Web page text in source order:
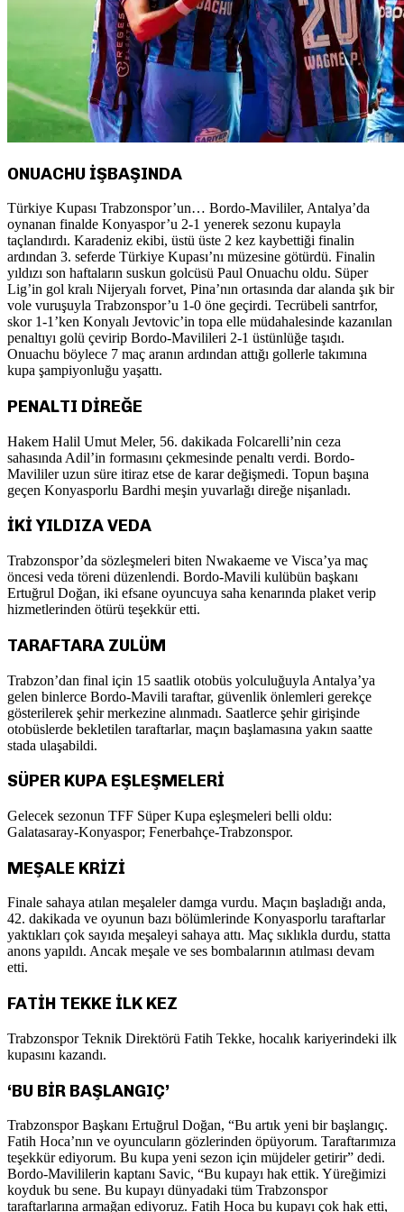
ONUACHU İŞBAŞINDA
Türkiye Kupası Trabzonspor’un… Bordo-Mavililer, Antalya’da
oynanan finalde Konyaspor’u 2-1 yenerek sezonu kupayla
taçlandırdı. Karadeniz ekibi, üstü üste 2 kez kaybettiği finalin
ardından 3. seferde Türkiye Kupası’nı müzesine götürdü. Finalin
yıldızı son haftaların suskun golcüsü Paul Onuachu oldu. Süper
Lig’in gol kralı Nijeryalı forvet, Pina’nın ortasında dar alanda şık bir
vole vuruşuyla Trabzonspor’u 1-0 öne geçirdi. Tecrübeli santrfor,
skor 1-1’ken Konyalı Jevtovic’in topa elle müdahalesinde kazanılan
penaltıyı golü çevirip Bordo-Mavilileri 2-1 üstünlüğe taşıdı.
Onuachu böylece 7 maç aranın ardından attığı gollerle takımına
kupa şampiyonluğu yaşattı.
PENALTI DİREĞE
Hakem Halil Umut Meler, 56. dakikada Folcarelli’nin ceza
sahasında Adil’in formasını çekmesinde penaltı verdi. Bordo-
Mavililer uzun süre itiraz etse de karar değişmedi. Topun başına
geçen Konyasporlu Bardhi meşin yuvarlağı direğe nişanladı.
İKİ YILDIZA VEDA
Trabzonspor’da sözleşmeleri biten Nwakaeme ve Visca’ya maç
öncesi veda töreni düzenlendi. Bordo-Mavili kulübün başkanı
Ertuğrul Doğan, iki efsane oyuncuya saha kenarında plaket verip
hizmetlerinden ötürü teşekkür etti.
TARAFTARA ZULÜM
Trabzon’dan final için 15 saatlik otobüs yolculuğuyla Antalya’ya
gelen binlerce Bordo-Mavili taraftar, güvenlik önlemleri gerekçe
gösterilerek şehir merkezine alınmadı. Saatlerce şehir girişinde
otobüslerde bekletilen taraftarlar, maçın başlamasına yakın saatte
stada ulaşabildi.
SÜPER KUPA EŞLEŞMELERİ
Gelecek sezonun TFF Süper Kupa eşleşmeleri belli oldu:
Galatasaray-Konyaspor; Fenerbahçe-Trabzonspor.
MEŞALE KRİZİ
Finale sahaya atılan meşaleler damga vurdu. Maçın başladığı anda,
42. dakikada ve oyunun bazı bölümlerinde Konyasporlu taraftarlar
yaktıkları çok sayıda meşaleyi sahaya attı. Maç sıklıkla durdu, statta
anons yapıldı. Ancak meşale ve ses bombalarının atılması devam
etti.
FATİH TEKKE İLK KEZ
Trabzonspor Teknik Direktörü Fatih Tekke, hocalık kariyerindeki ilk
kupasını kazandı.
‘BU BİR BAŞLANGIÇ’
Trabzonspor Başkanı Ertuğrul Doğan, “Bu artık yeni bir başlangıç.
Fatih Hoca’nın ve oyuncuların gözlerinden öpüyorum. Taraftarımıza
teşekkür ediyorum. Bu kupa yeni sezon için müjdeler getirir” dedi.
Bordo-Mavililerin kaptanı Savic, “Bu kupayı hak ettik. Yüreğimizi
koyduk bu sene. Bu kupayı dünyadaki tüm Trabzonspor
taraftarlarına armağan ediyoruz. Fatih Hoca bu kupayı çok hak etti,